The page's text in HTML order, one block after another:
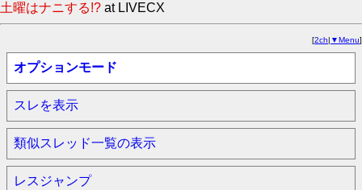
土曜はナニする!? at LIVECX
[2ch| ▼Menu]
オプションモード
スレを表示
類似スレッド一覧の表示
レスジャンプ